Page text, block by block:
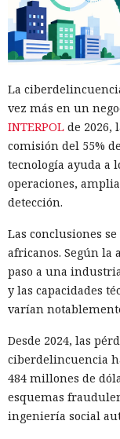
La
vez más en un
INTERPOL de
comisión del 55%
tecnología ayuda a
operaciones,
detección.
Las conclusiones
africanos. Según la
paso a una
y las capacidades
varían
Desde 2024, las
ciberdelincuencia
484 millones de
esquemas
ingeniería social